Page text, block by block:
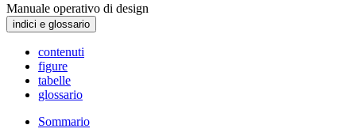
Manuale operativo di design
indici e glossario
contenuti
figure
tabelle
glossario
Sommario